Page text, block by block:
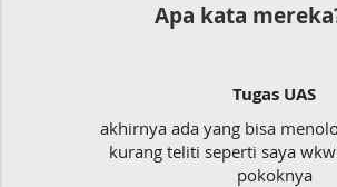
Apa kata
Tugas UAS
akhirnya ada yang bisa
kurang teliti seperti saya
pokoknya